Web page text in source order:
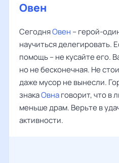
Овен
СегодняОвен – герой-
научиться делегировать.
помощь – не кусайте его.
но не бесконечная. Не
даже мусор не вынесли.
знакаОвнаговорит, что в
меньше драм. Верьте в
активности.